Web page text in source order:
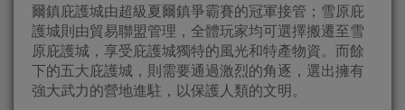
爾鎮庇護城由超級夏爾鎮爭霸賽的冠軍接管；雪原庇
護城則由貿易聯盟管理，全體玩家均可選擇搬遷至雪
原庇護城，享受庇護城獨特的風光和特產物資。而餘
下的五大庇護城，則需要通過激烈的角逐，選出擁有
強大武力的營地進駐，以保護人類的文明。